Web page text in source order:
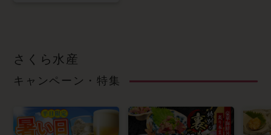
さくら水産
キャンペーン・特集